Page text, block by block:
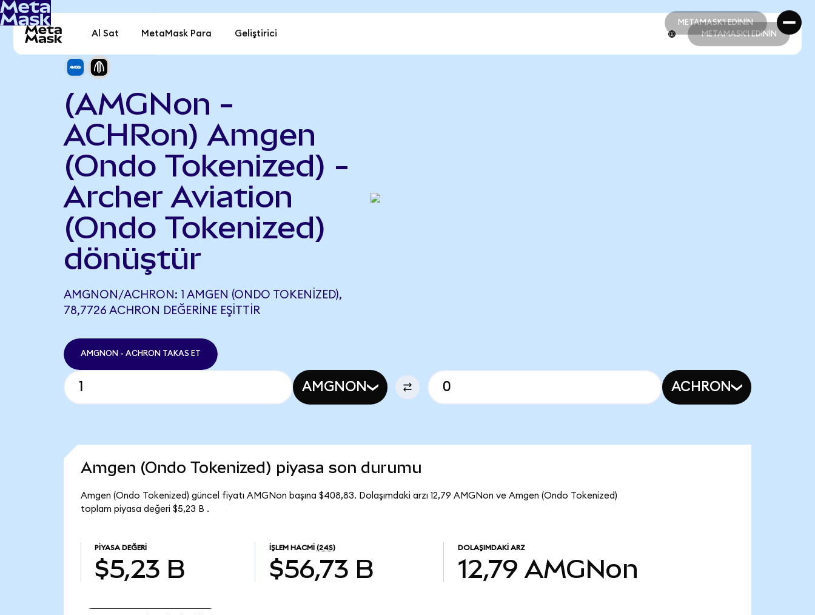
METAMASK'I EDİNİN
METAMASK'I EDİNİN
Al Sat MetaMask Para Geliştirici METAMASK'I EDİNİN
(AMGNon -
ACHRon) Amgen
(Ondo Tokenized) -
Archer Aviation
(Ondo Tokenized)
dönüştür
AMGNON/ACHRON: 1 AMGEN (ONDO TOKENIZED),
78,7726 ACHRON DEĞERINE EŞITTIR
AMGNON - ACHRON TAKAS ET
AMGNON ACHRON
Amgen (Ondo Tokenized) piyasa son durumu
Amgen (Ondo Tokenized) güncel fiyatı AMGNon başına $408,83. Dolaşımdaki arzı 12,79 AMGNon ve Amgen (Ondo Tokenized)
toplam piyasa değeri $5,23 B .
PIYASA DEĞERI
$5,23 B
İŞLEM HACMI (24S)
$56,73 B
DOLAŞIMDAKI ARZ
12,79 AMGNon